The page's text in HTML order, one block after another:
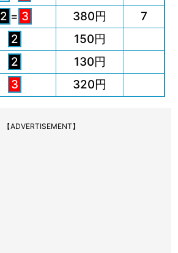
2 = 3 380円
7
2 150円
2
130円
3
320円
【ADVERTISEMENT】